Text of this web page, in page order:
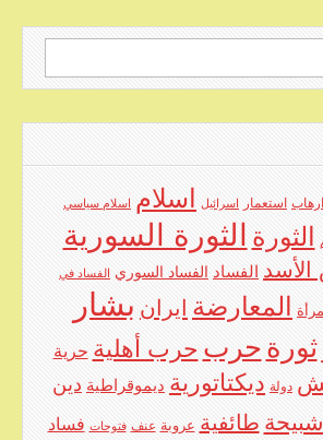
ارهاب استعمار اسرائيل اسلام اسلام سياسي
الثورة الثورة السورية
الأسد الفساد الفساد السوري الفساد في
المعارضة ايران بشار
ثورة حرب حرب أهلية حرية
دولة ديكتاتورية ديموقراطية دين
شبيحة طائفية عروبة عنف فتوحات فساد